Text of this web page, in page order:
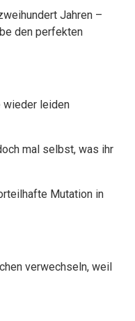
Jahren –
den perfekten
wieder leiden
mal selbst, was ihr
Mutation in
verwechseln, weil